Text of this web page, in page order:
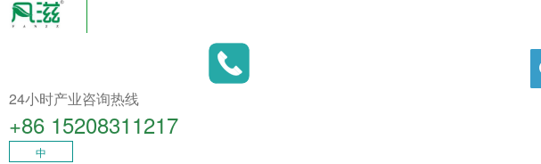
24小时产业咨询热线
+86 15208311217​
中